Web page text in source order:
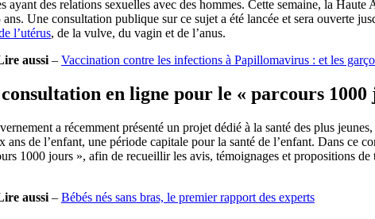
ayant des relations sexuelles avec des hommes. Cette semaine, la
ans. Une consultation publique sur ce sujet a été lancée et sera ouverte
l’utérus, de la vulve, du vagin et de l’anus.
aussi– Vaccination contre les infections à Papillomavirus : et les
en ligne pour le « parcours 1000
a récemment présenté un projet dédié à la santé des plus
ans de l’enfant, une période capitale pour la santé de l’enfant. Dans ce
1000 jours », afin de recueillir les avis, témoignages et propositions
aussi– Bébés nés sans bras, le premier rapport des experts